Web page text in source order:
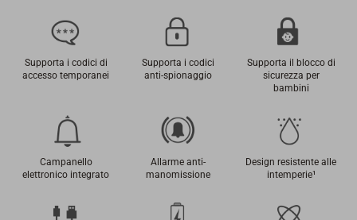
Supporta i codici di
accesso temporanei
Supporta i codici
anti-spionaggio
Supporta il blocco di
sicurezza per
bambini
Campanello
elettronico integrato
Allarme anti-
manomissione
Design resistente alle
intemperie¹